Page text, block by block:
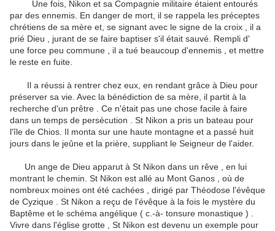
Une fois, Nikon et sa Compagnie militaire étaient entourés
par des ennemis. En danger de mort, il se rappela les préceptes
chrétiens de sa mère et, se signant avec le signe de la croix , il a
prié Dieu , jurant de se faire baptiser s'il était sauvé. Rempli d'
une force peu commune , il a tué beaucoup d'ennemis , et mettre
le reste en fuite.
Il a réussi à rentrer chez eux, en rendant grâce à Dieu pour
préserver sa vie. Avec la bénédiction de sa mère, il partit à la
recherche d'un prêtre .
Ce n'était pas une chose facile à faire
dans un temps de persécution .
St Nikon a pris un bateau pour
l'île de Chios. Il monta sur une haute montagne et a passé huit
jours dans le jeûne et la prière, suppliant le Seigneur de l'aider.
Un ange de Dieu apparut à St Nikon dans un rêve , en lui
montrant le chemin. St Nikon est allé au Mont Ganos , où de
nombreux moines ont été cachées , dirigé par Théodose l'évêque
de Cyzique .
St Nikon a reçu de l'évêque à la fois le mystère du
Baptême et le schéma angélique ( c.-à- tonsure monastique ) .
Vivre dans l'église grotte , St Nikon est devenu un exemple pour